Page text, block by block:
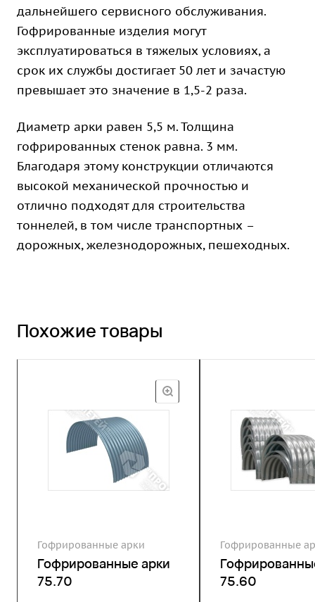
дальнейшего сервисного обслуживания.
Гофрированные изделия могут
эксплуатироваться в тяжелых условиях, а
срок их службы достигает 50 лет и зачастую
превышает это значение в 1,5-2 раза.
Диаметр арки равен 5,5 м. Толщина
гофрированных стенок равна. 3 мм.
Благодаря этому конструкции отличаются
высокой механической прочностью и
отлично подходят для строительства
тоннелей, в том числе транспортных –
дорожных, железнодорожных, пешеходных.
Похожие товары
Гофрированные арки
Гофрированные арки
75.70
Гофрированные
75.60